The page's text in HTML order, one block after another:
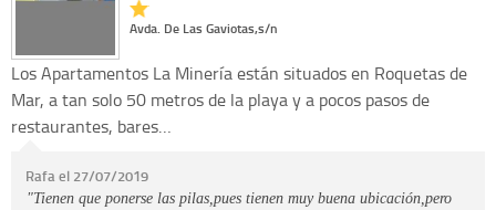
Avda. De Las Gaviotas,s/n
Los Apartamentos La Minería están situados en Roquetas de
Mar, a tan solo 50 metros de la playa y a pocos pasos de
restaurantes, bares…
Rafa el 27/07/2019
"Tienen que ponerse las pilas,pues tienen muy buena ubicación,pero